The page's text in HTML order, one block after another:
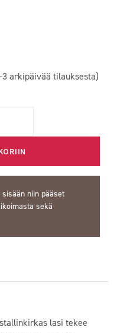
arkipäivää tilauksesta)
sisään niin pääset
sekä
lasi tekee